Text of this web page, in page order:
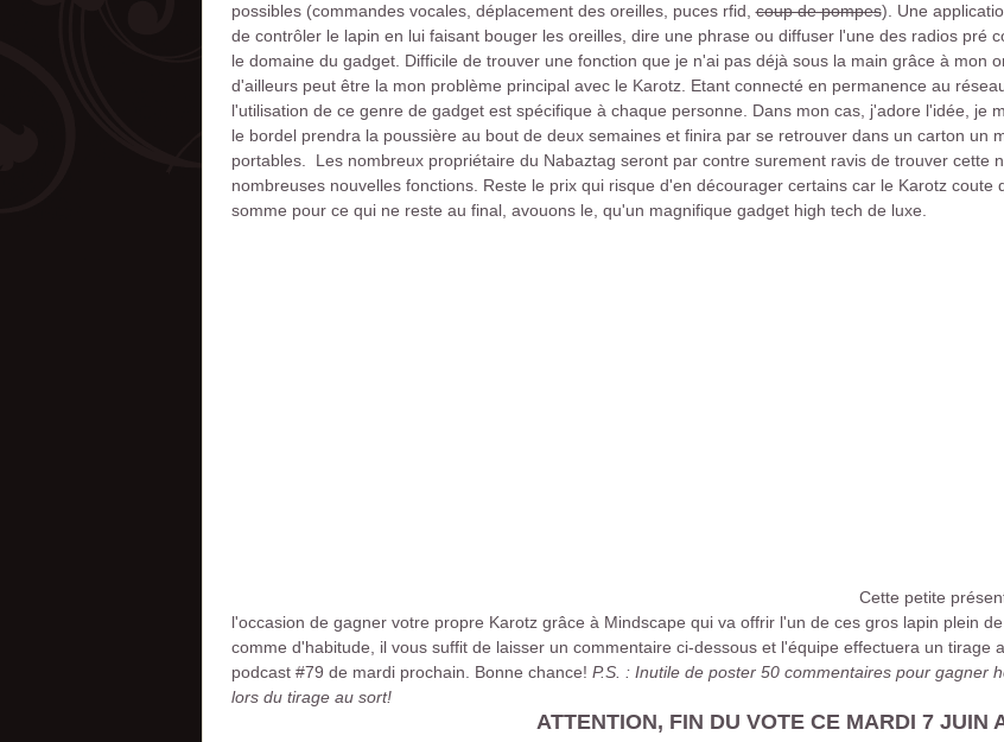
possibles (commandes vocales, déplacement des oreilles, puces rfid,coup de pompes). Une
de contrôler le lapin en lui faisant bouger les oreilles, dire une phrase ou diffuser l'une des radios pré
le domaine du gadget. Difficile de trouver une fonction que je n'ai pas déjà sous la main grâce à mon
d'ailleurs peut être la mon problème principal avec le Karotz. Etant connecté en permanence au
l'utilisation de ce genre de gadget est spécifique à chaque personne. Dans mon cas, j'adore l'idée, je
le bordel prendra la poussière au bout de deux semaines et finira par se retrouver dans un carton un
portables. Les nombreux propriétaire du Nabaztag seront par contre surement ravis de trouver cette
nombreuses nouvelles fonctions. Reste le prix qui risque d'en décourager certains car le Karotz
somme pour ce qui ne reste au final, avouons le, qu'un magnifique gadget high tech de luxe.
Cette petite
l'occasion de gagner votre propre Karotz grâce à Mindscape qui va offrir l'un de ces gros lapin plein
comme d'habitude, il vous suffit de laisser un commentaire ci-dessous et l'équipe effectuera un tirage
podcast #79 de mardi prochain. Bonne chance! P.S. : Inutile de poster 50 commentaires pour gagner
lors du tirage au sort!
ATTENTION, FIN DU VOTE CE MARDI 7 JUIN